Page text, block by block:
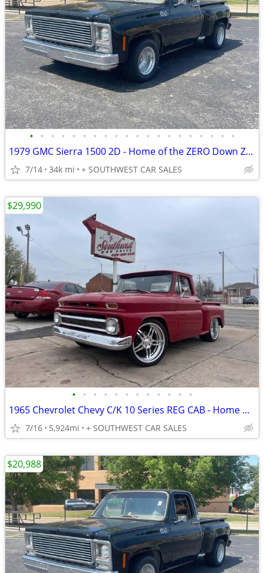
• • • • • • • • • • • • • • • • • • • •
1979 GMC Sierra 1500 2D - Home of the ZERO Down ZERO Interest!
7/14 34k mi + SOUTHWEST CAR SALES
• • • • • • • • • • • •
1965 Chevrolet Chevy C/K 10 Series REG CAB - Home of the ZERO Down ZERO Interest
7/16 5,924mi + SOUTHWEST CAR SALES
$29,990
$20,988